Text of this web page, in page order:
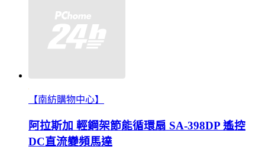
【南紡購物中心】
阿拉斯加 輕鋼架節能循環扇 SA-398DP 遙控
DC直流變頻馬達